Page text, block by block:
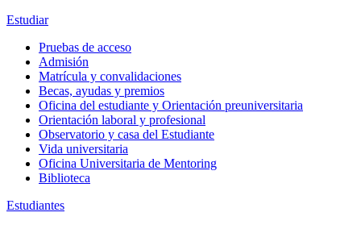
Estudiar
Pruebas de acceso
Admisión
Matrícula y convalidaciones
Becas, ayudas y premios
Oficina del estudiante y Orientación preuniversitaria
Orientación laboral y profesional
Observatorio y casa del Estudiante
Vida universitaria
Oficina Universitaria de Mentoring
Biblioteca
Estudiantes